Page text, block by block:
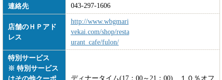
連絡先
043-297-1606
店舗のＨＰアド
レス
http://www.wbgmari
vekai.com/shop/resta
urant_cafe/fulon/
特別サービス
※ 特別サービス
ディナータイム(17：00～21：00) １０％オフ